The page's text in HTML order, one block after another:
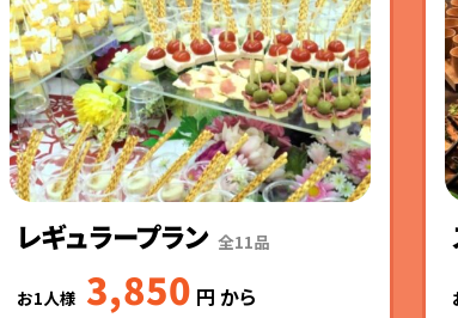
レギュラープラン 全11品
お1人様 3,850 円 から